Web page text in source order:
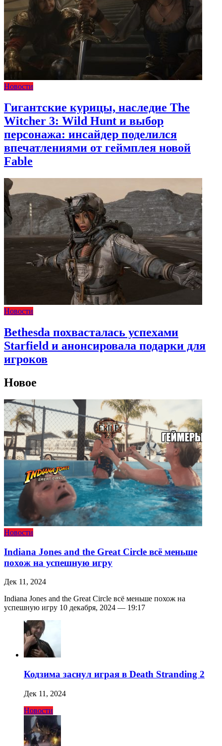
Новости
Гигантские курицы, наследие The
Witcher 3: Wild Hunt и выбор
персонажа: инсайдер поделился
впечатлениями от геймплея новой
Fable
Новости
Bethesda похвасталась успехами
Starfield и анонсировала подарки для
игроков
Новое
Новости
Indiana Jones and the Great Circle всё меньше
похож на успешную игру
Дек 11, 2024
Indiana Jones and the Great Circle всё меньше похож на
успешную игру 10 декабря, 2024 — 19:17
Кодзима заснул играя в Death Stranding 2
Дек 11, 2024
Новости